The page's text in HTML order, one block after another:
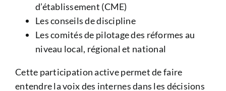
d’établissement (CME)
Les conseils de discipline
Les comités de pilotage des réformes au
niveau local, régional et national
Cette participation active permet de faire
entendre la voix des internes dans les décisions